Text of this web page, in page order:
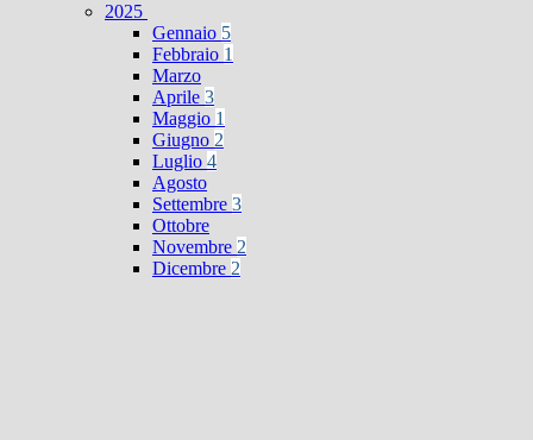
2025
Gennaio 5
Febbraio 1
Marzo
Aprile 3
Maggio 1
Giugno 2
Luglio 4
Agosto
Settembre 3
Ottobre
Novembre 2
Dicembre 2